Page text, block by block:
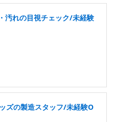
汚れの目視チェック/未経験
ズの製造スタッフ/未経験O